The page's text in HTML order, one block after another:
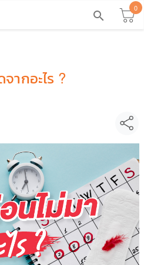
search
0
ากอะไร ?